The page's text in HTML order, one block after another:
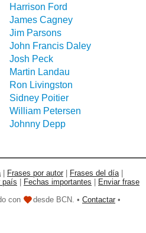
Harrison Ford
James Cagney
Jim Parsons
John Francis Daley
Josh Peck
Martin Landau
Ron Livingston
Sidney Poitier
William Petersen
Johnny Depp
| Frases por autor Frases del día|
país Fechas importantes
Enviar frase
con desde BCN. • Contactar •